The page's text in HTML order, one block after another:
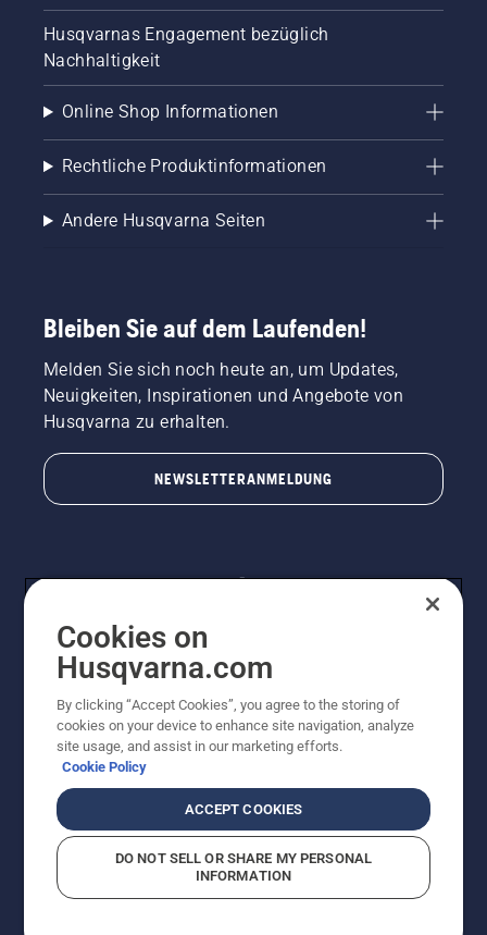
Husqvarnas Engagement bezüglich
Nachhaltigkeit
Online Shop Informationen
Rechtliche Produktinformationen
Andere Husqvarna Seiten
Bleiben Sie auf dem Laufenden!
Melden Sie sich noch heute an, um Updates,
Neuigkeiten, Inspirationen und Angebote von
Husqvarna zu erhalten.
NEWSLETTERANMELDUNG
© Husqvarna AB (publ). Alle Rechte vorbehalten.
Preisänderungen, Irrtümer, Text- und Satzfehler sind
vorbehalten. Bei den Preisangaben handelt es sich um
unverbindliche Preisempfehlungen in Euro inkl. der
unverbindliche Preisempfehlungen (inkl. MwSt), es sei
denn sie sind für den direkten Kauf verfügbar.
Cookie-RichtlinieNutzungsbedingungenAGBs
ImpressumVermutete Verstöße melden
Cookies on
Husqvarna.com
By clicking “Accept Cookies”, you agree to the storing of
cookies on your device to enhance site navigation, analyze
site usage, and assist in our marketing efforts.
Cookie Policy
ACCEPT COOKIES
DO NOT SELL OR SHARE MY PERSONAL
INFORMATION